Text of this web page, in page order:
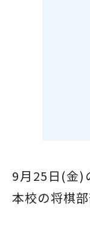
9月25日(金
本校の将棋